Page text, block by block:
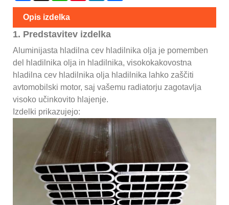
Opis izdelka
1. Predstavitev izdelka
Aluminijasta hladilna cev hladilnika olja je pomemben
del hladilnika olja in hladilnika, visokokakovostna
hladilna cev hladilnika olja hladilnika lahko zaščiti
avtomobilski motor, saj vašemu radiatorju zagotavlja
visoko učinkovito hlajenje.
Izdelki prikazujejo: